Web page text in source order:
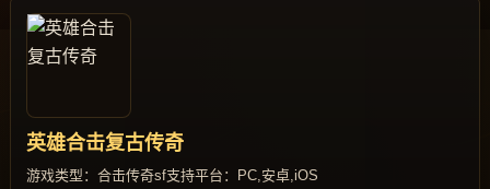
英雄合击复古传奇
游戏类型：合击传奇sf支持平台：PC,安卓,iOS